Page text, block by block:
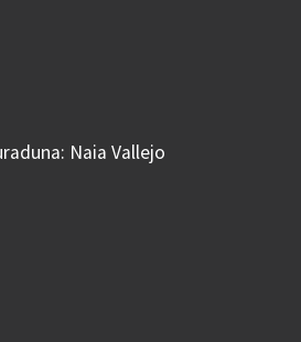
Naia Vallejo